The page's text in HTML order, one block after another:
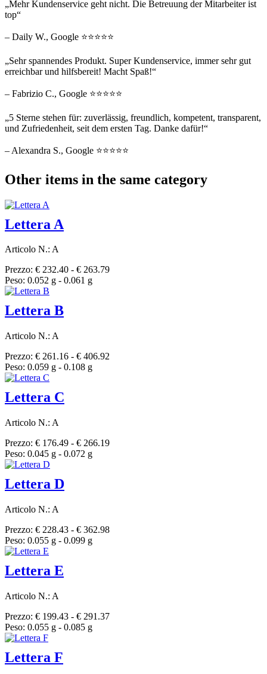
„Mehr Kundenservice geht nicht. Die Betreuung der Mitarbeiter ist
top“
– Daily W., Google ⭐⭐⭐⭐⭐
„Sehr spannendes Produkt. Super Kundenservice, immer sehr gut
erreichbar und hilfsbereit! Macht Spaß!“
– Fabrizio C., Google ⭐⭐⭐⭐⭐
„5 Sterne stehen für: zuverlässig, freundlich, kompetent, transparent,
und Zufriedenheit, seit dem ersten Tag. Danke dafür!“
– Alexandra S., Google ⭐⭐⭐⭐⭐
Other items in the same category
Lettera A
Articolo N.: A
Prezzo: € 232.40 - € 263.79
Peso: 0.052 g - 0.061 g
Lettera B
Articolo N.: A
Prezzo: € 261.16 - € 406.92
Peso: 0.059 g - 0.108 g
Lettera C
Articolo N.: A
Prezzo: € 176.49 - € 266.19
Peso: 0.045 g - 0.072 g
Lettera D
Articolo N.: A
Prezzo: € 228.43 - € 362.98
Peso: 0.055 g - 0.099 g
Lettera E
Articolo N.: A
Prezzo: € 199.43 - € 291.37
Peso: 0.055 g - 0.085 g
Lettera F